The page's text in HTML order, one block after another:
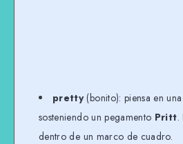
pretty(bonito): piensa en
sosteniendo un pegamento Pritt.
dentro de un marco de cuadro.